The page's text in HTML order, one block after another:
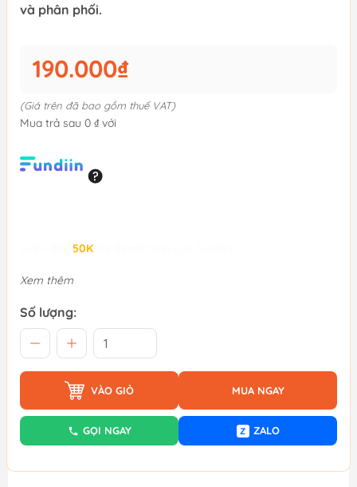
và phân phối.
190.000₫
(Giá trên đã bao gồm thuế VAT)
Mua trả sau 0 ₫ với
50K
Xem thêm
Số lượng:
VÀO GIỎ MUA NGAY
GỌI NGAY Z ZALO